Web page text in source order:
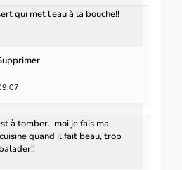
qui met l'eau à la bouche!!
à tomber...moi je fais ma
quand il fait beau, trop